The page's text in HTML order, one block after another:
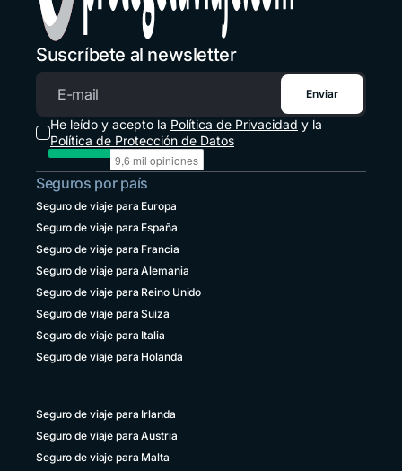
Honduras
+1 914 826 8771
México
Panamá
+507 833 7978
Paraguay
+595 21 2380238
Perú
+51 1 6449164
República Dominicana
Uruguay
+598 4 135983937
Suscríbete al newsletter
Correo electrónico
Enviar
He leído y acepto la Política de Privacidad y la
Política de Protección de Datos
Seguros por país
Seguro de viaje para Europa
Seguro de viaje para España
Seguro de viaje para Francia
Seguro de viaje para Alemania
Seguro de viaje para Reino Unido
Seguro de viaje para Suiza
Seguro de viaje para Italia
Seguro de viaje para Holanda
Seguro de viaje para Irlanda
Seguro de viaje para Austria
Seguro de viaje para Malta